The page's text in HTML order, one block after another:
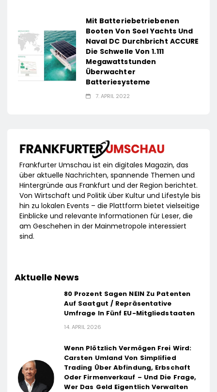
Mit Batteriebetriebenen
Booten Von Soel Yachts Und
Naval DC Durchbricht ACCURE
Die Schwelle Von 1.111
Megawattstunden
Überwachter
Batteriesysteme
7. APRIL 2022
Frankfurter Umschau ist ein digitales Magazin, das
über aktuelle Nachrichten, spannende Themen und
Hintergründe aus Frankfurt und der Region berichtet.
Von Wirtschaft und Politik über Kultur und Lifestyle bis
hin zu lokalen Events – die Plattform bietet vielseitige
Einblicke und relevante Informationen für Leser, die
am Geschehen in der Mainmetropole interessiert
sind.
Aktuelle News
80 Prozent Sagen NEIN Zu Patenten
Auf Saatgut / Repräsentative
Umfrage In Fünf EU-Mitgliedstaaten
14. APRIL 2026
Wenn Plötzlich Vermögen Frei Wird:
Carsten Umland Von Simplified
Trading Über Abfindung, Erbschaft
Oder Firmenverkauf – Und Die Frage,
Wer Das Geld Eigentlich Verwalten